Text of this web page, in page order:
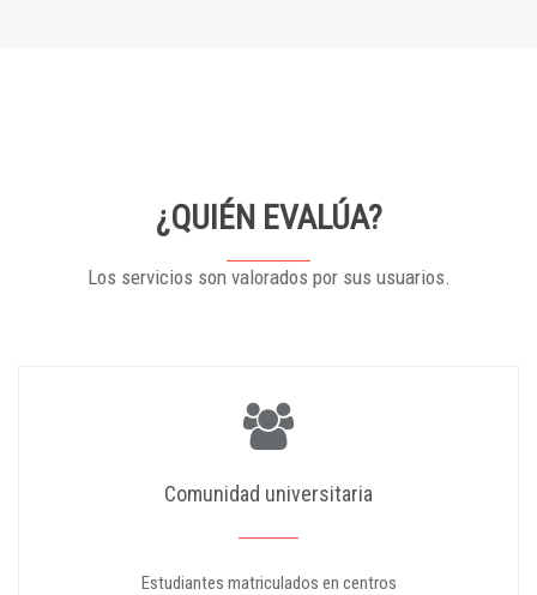
¿QUIÉN EVALÚA?
Los servicios son valorados por sus usuarios.
Comunidad universitaria
Estudiantes matriculados en centros